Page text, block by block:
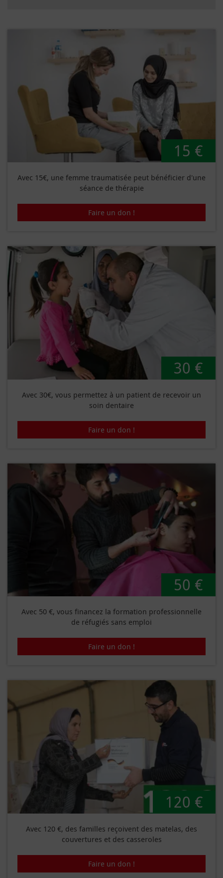
15 €
Avec 15€, une femme traumatisée peut bénéficier d'une
séance de thérapie
Faire un don !
30 €
Avec 30€, vous permettez à un patient de recevoir un
soin dentaire
Faire un don !
50 €
Avec 50 €, vous financez la formation professionnelle
de réfugiés sans emploi
Faire un don !
120 €
Avec 120 €, des familles reçoivent des matelas, des
couvertures et des casseroles
Faire un don !